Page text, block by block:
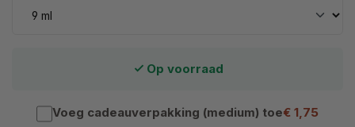
Op voorraad
Voeg cadeauverpakking (medium) toe€ 1,75